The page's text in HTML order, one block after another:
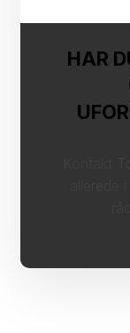
HAR